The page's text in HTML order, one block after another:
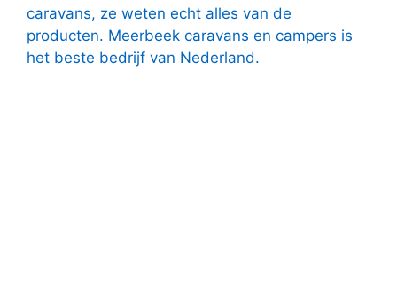
caravans, ze weten echt alles van de
producten. Meerbeek caravans en campers is
het beste bedrijf van Nederland.